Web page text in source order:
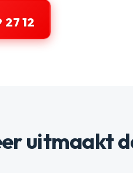
27 12
uitmaakt